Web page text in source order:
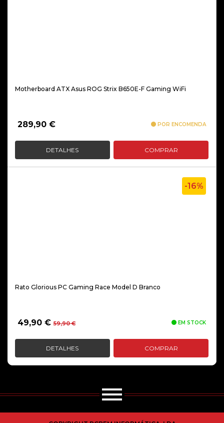
Motherboard ATX Asus ROG Strix B650E-F Gaming WiFi
289,90 € POR ENCOMENDA
DETALHES COMPRAR
-16%
Rato Glorious PC Gaming Race Model D Branco
59,90€O
original
era:
49,90 €
O
atual
é:
EM STOCK
DETALHES COMPRAR